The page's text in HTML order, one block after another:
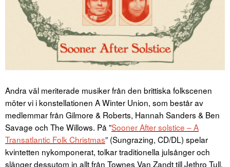
Andra väl meriterade musiker från den brittiska folkscenen
möter vi i konstellationen A Winter Union, som består av
medlemmar från Gilmore & Roberts, Hannah Sanders & Ben
Savage och The Willows. På ”Sooner After solstice – A
Transatlantic Folk Christmas” (Sungrazing, CD/DL) spelar
kvintetten nykomponerat, tolkar traditionella julsånger och
slänger dessutom in allt från Townes Van Zandt till Jethro Tull.